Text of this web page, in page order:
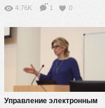
коммерцией — 10
4.76K 1 0
Управление электронным